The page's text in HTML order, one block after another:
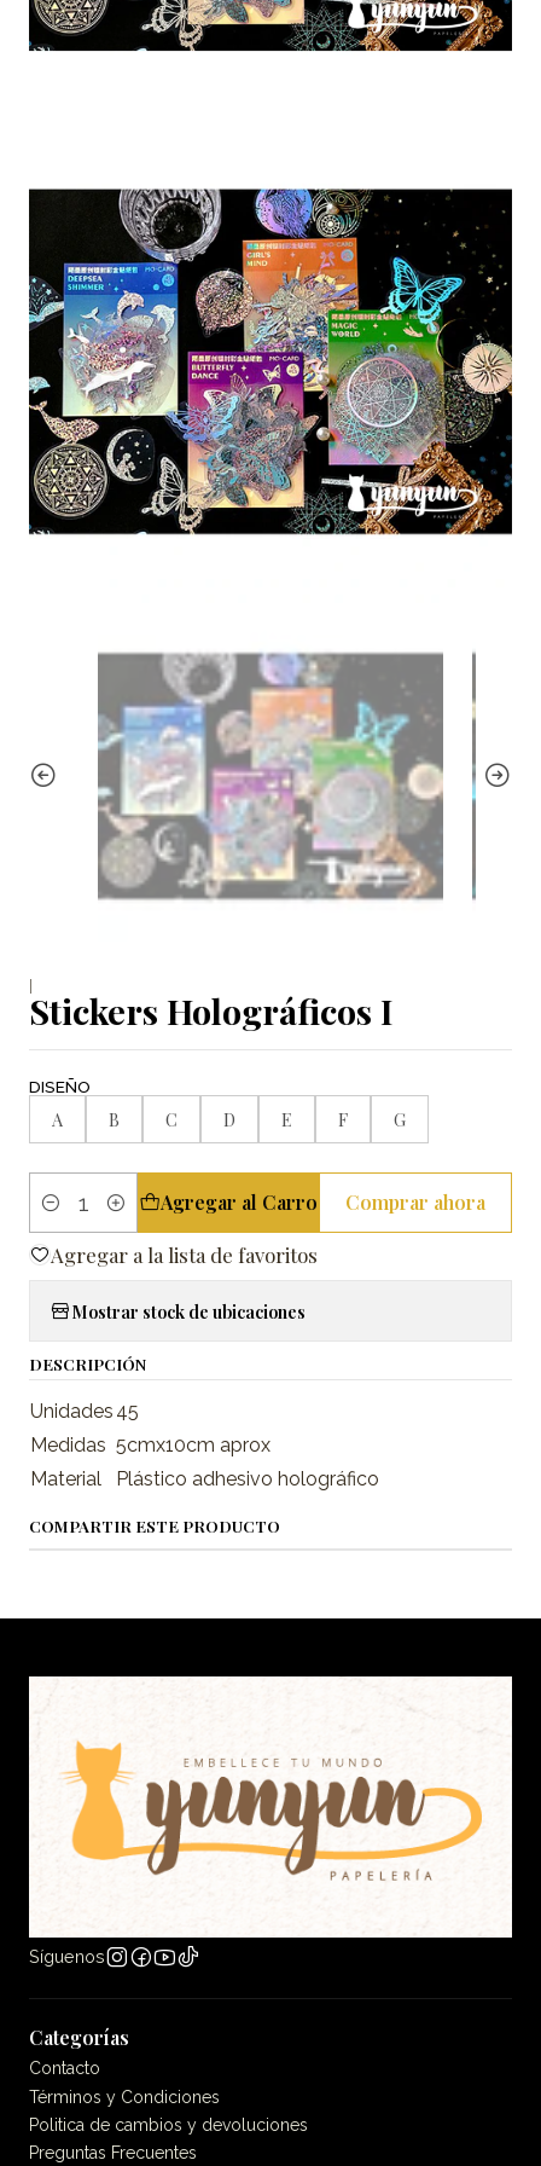
|
Stickers Holográficos I
DISEÑO
A B C D E F G
Cantidad
Agregar al Carro Comprar ahora
Agregar a la lista de favoritos
Mostrar stock de ubicaciones
DESCRIPCIÓN
Unidades 45
Medidas 5cmx10cm aprox
Material
Plástico adhesivo holográfico
COMPARTIR ESTE PRODUCTO
Síguenos
Categorías
Contacto
Términos y Condiciones
Politica de cambios y devoluciones
Preguntas Frecuentes